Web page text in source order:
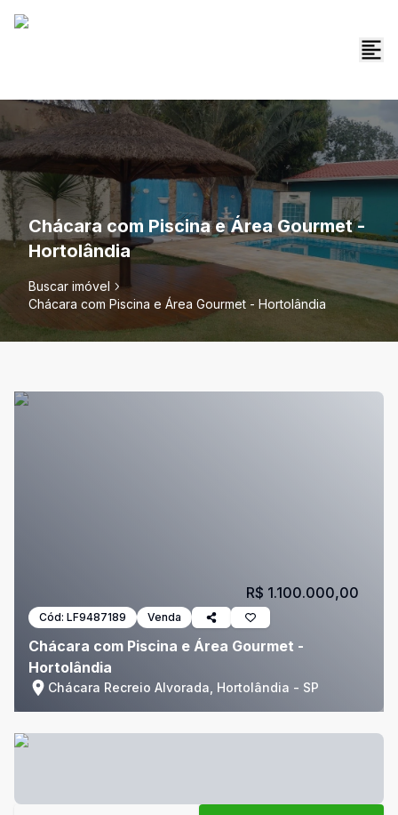
Chácara com Piscina e Área Gourmet -
Hortolândia
Buscar imóvel
Chácara com Piscina e Área Gourmet - Hortolândia
Cód: LF9487189 Venda
Chácara com Piscina e Área Gourmet -
Hortolândia
Chácara Recreio Alvorada, Hortolândia - SP
R$ 1.100.000,00